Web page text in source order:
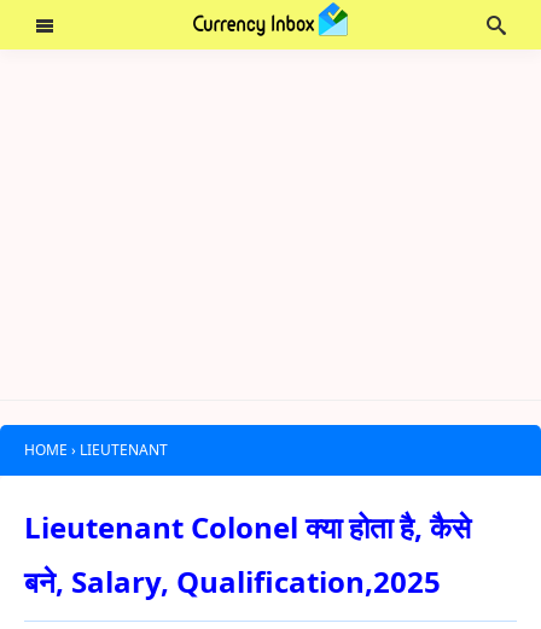
HOME › LIEUTENANT
Lieutenant Colonel क्या होता है, कैसे
बने, Salary, Qualification,2025